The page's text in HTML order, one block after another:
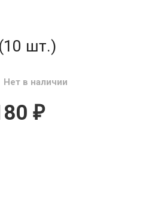
шт.)
Нет в наличии
₽